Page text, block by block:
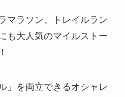
マラソン、トレイルラン
も大人気のマイルストー
」を両立できるオシャレ